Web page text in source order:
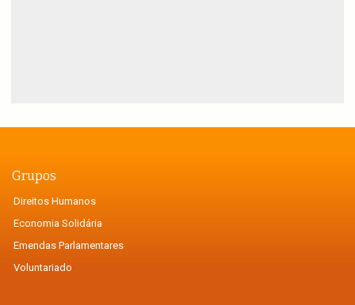
Grupos
Direitos Humanos
Economia Solidária
Emendas Parlamentares
Voluntariado